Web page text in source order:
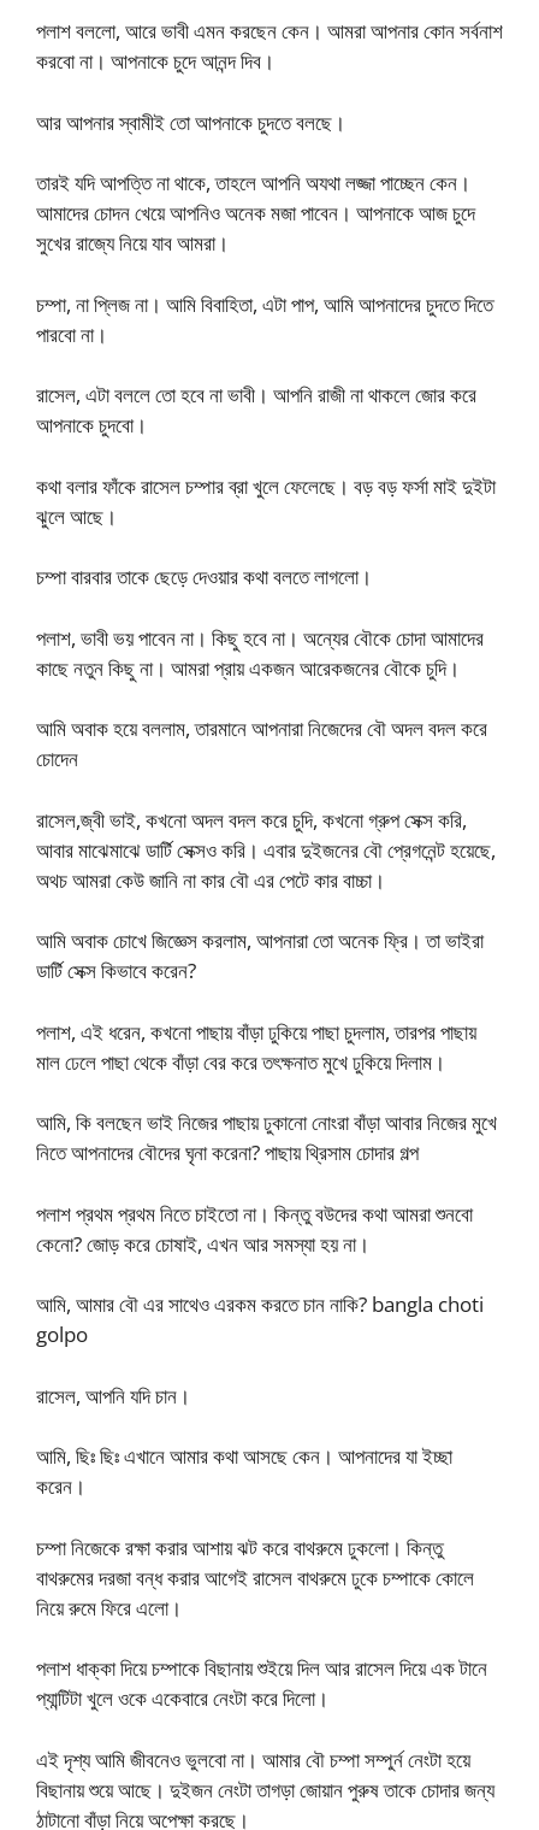
পলাশ বললো, আরে ভাবী এমন করছেন কেন। আমরা আপনার কোন সর্বনাশ
করবো না। আপনাকে চুদে আনন্দ দিব।
আর আপনার স্বামীই তো আপনাকে চুদতে বলছে।
তারই যদি আপত্তি না থাকে, তাহলে আপনি অযথা লজ্জা পাচ্ছেন কেন।
আমাদের চোদন খেয়ে আপনিও অনেক মজা পাবেন। আপনাকে আজ চুদে
সুখের রাজ্যে নিয়ে যাব আমরা।
চম্পা, না প্লিজ না। আমি বিবাহিতা, এটা পাপ, আমি আপনাদের চুদতে দিতে
পারবো না।
রাসেল, এটা বললে তো হবে না ভাবী। আপনি রাজী না থাকলে জোর করে
আপনাকে চুদবো।
কথা বলার ফাঁকে রাসেল চম্পার ব্রা খুলে ফেলেছে। বড় বড় ফর্সা মাই দুইটা
ঝুলে আছে।
চম্পা বারবার তাকে ছেড়ে দেওয়ার কথা বলতে লাগলো।
পলাশ, ভাবী ভয় পাবেন না। কিছু হবে না। অন্যের বৌকে চোদা আমাদের
কাছে নতুন কিছু না। আমরা প্রায় একজন আরেকজনের বৌকে চুদি।
আমি অবাক হয়ে বললাম, তারমানে আপনারা নিজেদের বৌ অদল বদল করে
চোদেন
রাসেল,জ্বী ভাই, কখনো অদল বদল করে চুদি, কখনো গ্রুপ সেক্স করি,
আবার মাঝেমাঝে ডার্টি সেক্সও করি। এবার দুইজনের বৌ প্রেগনেন্ট হয়েছে,
অথচ আমরা কেউ জানি না কার বৌ এর পেটে কার বাচ্চা।
আমি অবাক চোখে জিজ্ঞেস করলাম, আপনারা তো অনেক ফ্রি। তা ভাইরা
ডার্টি সেক্স কিভাবে করেন?
পলাশ, এই ধরেন, কখনো পাছায় বাঁড়া ঢুকিয়ে পাছা চুদলাম, তারপর পাছায়
মাল ঢেলে পাছা থেকে বাঁড়া বের করে তৎক্ষনাত মুখে ঢুকিয়ে দিলাম।
আমি, কি বলছেন ভাই নিজের পাছায় ঢুকানো নোংরা বাঁড়া আবার নিজের মুখে
নিতে আপনাদের বৌদের ঘৃনা করেনা? পাছায় থ্রিসাম চোদার গল্প
পলাশ প্রথম প্রথম নিতে চাইতো না। কিন্তু বউদের কথা আমরা শুনবো
কেনো? জোড় করে চোষাই, এখন আর সমস্যা হয় না।
আমি, আমার বৌ এর সাথেও এরকম করতে চান নাকি? bangla choti
golpo
রাসেল, আপনি যদি চান।
আমি, ছিঃ ছিঃ এখানে আমার কথা আসছে কেন। আপনাদের যা ইচ্ছা
করেন।
চম্পা নিজেকে রক্ষা করার আশায় ঝট করে বাথরুমে ঢুকলো। কিন্তু
বাথরুমের দরজা বন্ধ করার আগেই রাসেল বাথরুমে ঢুকে চম্পাকে কোলে
নিয়ে রুমে ফিরে এলো।
পলাশ ধাক্কা দিয়ে চম্পাকে বিছানায় শুইয়ে দিল আর রাসেল দিয়ে এক টানে
প্যান্টিটা খুলে ওকে একেবারে নেংটা করে দিলো।
এই দৃশ্য আমি জীবনেও ভুলবো না। আমার বৌ চম্পা সম্পুর্ন নেংটা হয়ে
বিছানায় শুয়ে আছে। দুইজন নেংটা তাগড়া জোয়ান পুরুষ তাকে চোদার জন্য
ঠাটানো বাঁড়া নিয়ে অপেক্ষা করছে।